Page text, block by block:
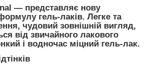
― представляє нову
гель-лаків. Легке та
чудовий зовнішній вигляд,
від звичайного лакового
і водночас міцний гель-лак.